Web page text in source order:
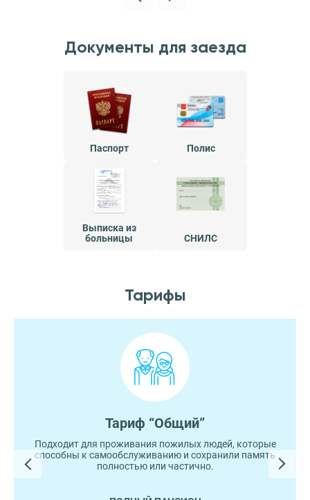
Документы для заезда
Паспорт Полис
Выписка из
больницы
СНИЛС
Тарифы
Тариф “Общий”
Подходит для проживания пожилых людей, которые
способны к самообслуживанию и сохранили память
полностью или частично.